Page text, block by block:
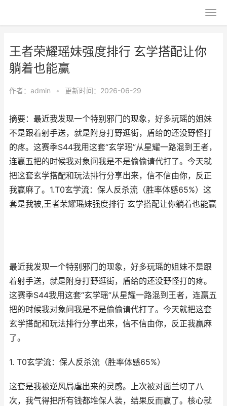
王者荣耀瑶妹强度排行 玄学搭配让你
躺着也能赢
作者： admin • 更新时间：2026-06-29
摘要：最近我发现一个特别邪门的现象，好多玩瑶的姐妹
不是跟着射手送，就是附身打野逛街，盾给的还没野怪打
的疼。这赛季S44我用这套“玄学瑶”从星耀一路混到王者，
连赢五把的时候我对象问我是不是偷偷请代打了。今天就
把这套玄学搭配和玩法排行分享出来，信不信由你，反正
我赢麻了。1.T0玄学流：保人反杀流（胜率体感65%）这
套是我被,王者荣耀瑶妹强度排行 玄学搭配让你躺着也能赢
最近我发现一个特别邪门的现象，好多玩瑶的姐妹不是跟
着射手送，就是附身打野逛街，盾给的还没野怪打的疼。
这赛季S44我用这套“玄学瑶”从星耀一路混到王者，连赢五
把的时候我对象问我是不是偷偷请代打了。今天就把这套
玄学搭配和玩法排行分享出来，信不信由你，反正我赢麻
了。
1. T0玄学流：保人反杀流（胜率体感65%）
这套是我被逆风局虐出来的灵感。上次被对面兰切了八
次，我气得把所有钱都堆保人装，结果反而赢了。核心就